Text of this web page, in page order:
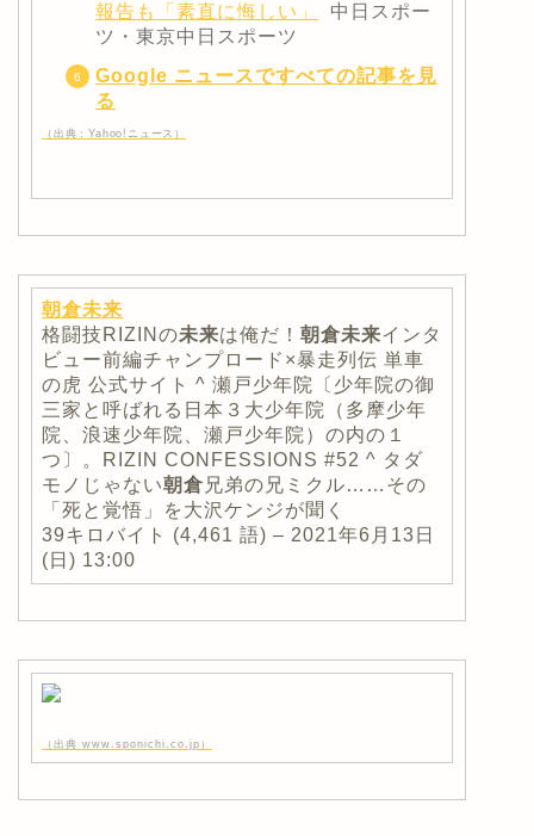
報告も「素直に悔しい」
中日スポー
ツ・東京中日スポーツ
Google ニュースですべての記事を見
る
（出典：Yahoo!ニュース）
朝倉未来
格闘技RIZINの未来は俺だ！ 朝倉未来インタ
ビュー前編チャンプロード×暴走列伝 単車
の虎 公式サイト ^ 瀬戸少年院〔少年院の御
三家と呼ばれる日本３大少年院（多摩少年
院、浪速少年院、瀬戸少年院）の内の１
つ〕。RIZIN CONFESSIONS #52 ^ タダ
モノじゃない朝倉 兄弟の兄ミクル……その
「死と覚悟」を大沢ケンジが聞く
39キロバイト (4,461 語) – 2021年6月13日
(日) 13:00
（出典 www.sponichi.co.jp）